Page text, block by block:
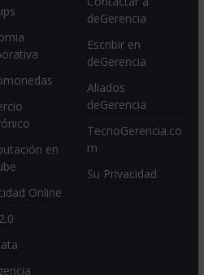
en
Online
deGerencia
Escribir en
deGerencia
Aliados
deGerencia
TecnoGerencia.co
m
Su Privacidad